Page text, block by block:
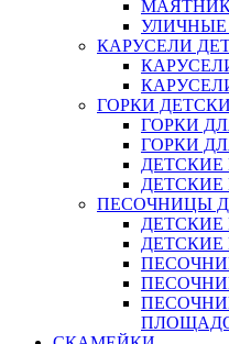
УЛИЧНЫЕ
КАРУСЕЛИ
ГОРКИ
ГОРКИ
ГОРКИ
ДЕТСКИЕ
ПЕСОЧНИЦЫ